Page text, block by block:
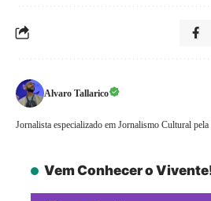
Alvaro Tallarico
Jornalista especializado em Jornalismo Cultural
Vem Conhecer o